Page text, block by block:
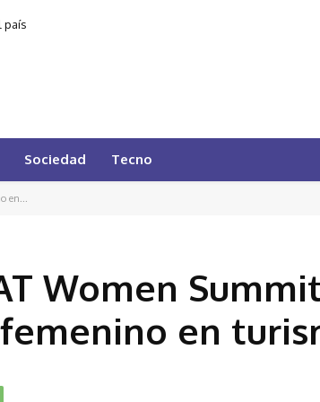
país
Sociedad Tecno
en...
Women
en